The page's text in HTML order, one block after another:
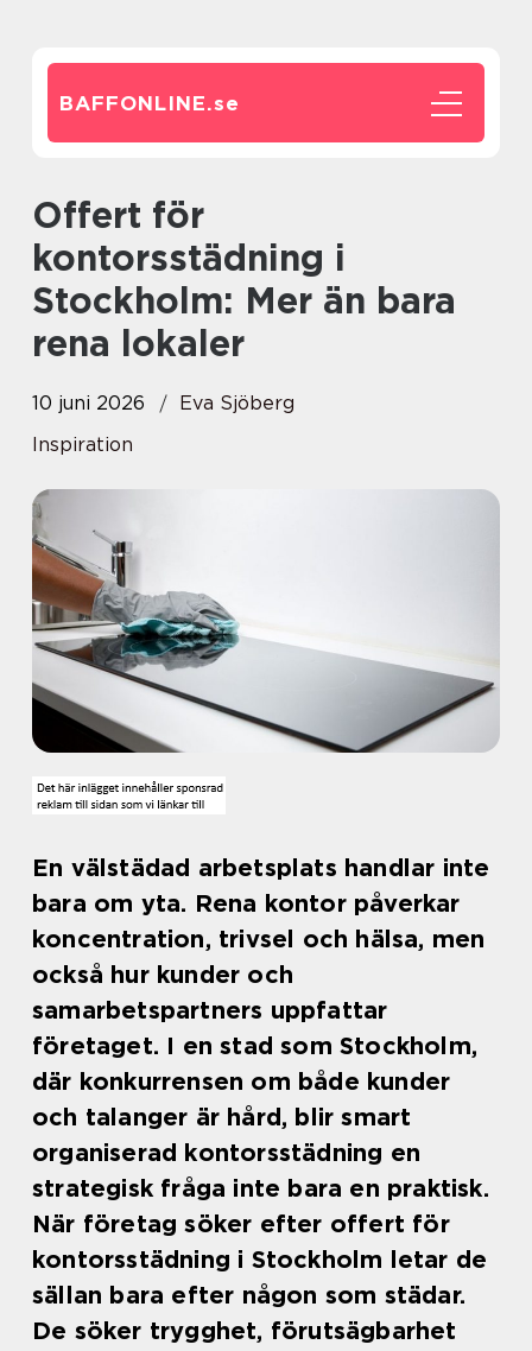
BAFFONLINE.se
Offert för
kontorsstädning i
Stockholm: Mer än bara
rena lokaler
10 juni 2026
Eva Sjöberg
Inspiration
En välstädad arbetsplats handlar inte
bara om yta. Rena kontor påverkar
koncentration, trivsel och hälsa, men
också hur kunder och
samarbetspartners uppfattar
företaget. I en stad som Stockholm,
där konkurrensen om både kunder
och talanger är hård, blir smart
organiserad kontorsstädning en
strategisk fråga inte bara en praktisk.
När företag söker efter offert för
kontorsstädning i Stockholm letar de
sällan bara efter någon som städar.
De söker trygghet, förutsägbarhet